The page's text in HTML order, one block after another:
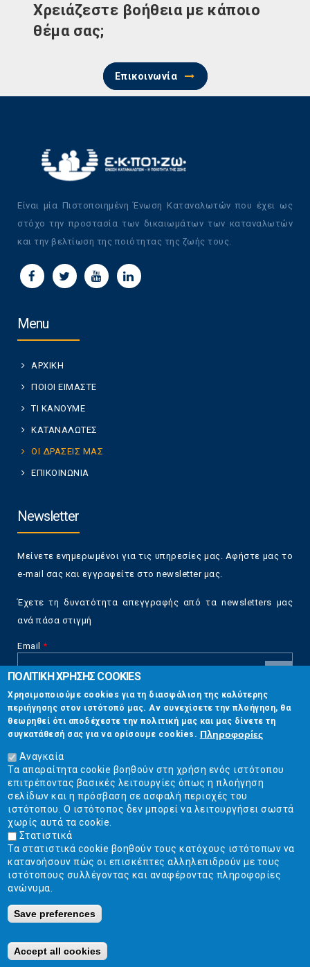
Χρειάζεστε βοήθεια με κάποιο
θέμα σας;
Επικοινωνία
Είναι μία Πιστοποιημένη Ένωση Καταναλωτών που έχει ως
στόχο την προστασία των δικαιωμάτων των καταναλωτών
και την βελτίωση της ποιότητας της ζωής τους.
Menu
ΑΡΧΙΚΗ
ΠΟΙΟΙ ΕΙΜΑΣΤΕ
ΤΙ ΚΑΝΟΥΜΕ
ΚΑΤΑΝΑΛΩΤΕΣ
ΟΙ ΔΡΑΣΕΙΣ ΜΑΣ
ΕΠΙΚΟΙΝΩΝΙΑ
Newsletter
Μείνετε ενημερωμένοι για τις υπηρεσίες μας. Αφήστε μας το
e-mail σας και εγγραφείτε στο newsletter μας.
Έχετε τη δυνατότητα απεγγραφής από τα newsletters μας
ανά πάσα στιγμή
Email *
CAPTCHA
This
question is
for testing
whether or
not you are a
human visitor
and to
prevent
automated
spam
submissions.
5+2
Επικοινωνία
Στουρνάρη 17, Αθήνα 10683
2103304444
info@ekpizo.gr
www.ekpizo.gr
Δευ - Πεμ:10:00 πμ - 2:00 μμ
Σάβ - Κυρ: Κλειστά
Κατασκευή ιστοσελίδων Istology | Web & Marketing Solutions
ΠΟΛΙΤΙΚΗ ΧΡΗΣΗΣ COOKIES
Χρησιμοποιούμε cookies για τη διασφάλιση της καλύτερης
περιήγησης στον ιστότοπό μας. Αν συνεχίσετε την πλοήγηση, θα
θεωρηθεί ότι αποδέχεστε την πολιτική μας και μας δίνετε τη
συγκατάθεσή σας για να ορίσουμε cookies. Πληροφορίες
Αναγκαία
Τα απαραίτητα cookie βοηθούν στη χρήση ενός ιστότοπου
επιτρέποντας βασικές λειτουργίες όπως η πλοήγηση
σελίδων και η πρόσβαση σε ασφαλή περιοχές του
ιστότοπου. Ο ιστότοπος δεν μπορεί να λειτουργήσει σωστά
χωρίς αυτά τα cookie.
Στατιστικά
Τα στατιστικά cookie βοηθούν τους κατόχους ιστότοπων να
κατανοήσουν πώς οι επισκέπτες αλληλεπιδρούν με τους
ιστότοπους συλλέγοντας και αναφέροντας πληροφορίες
ανώνυμα.
Save preferences
Accept all cookies